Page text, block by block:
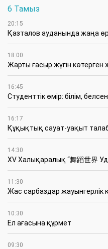
6 Тамыз
20:15
Қазталов ауданында жаңа
18:00
Жарты ғасыр жүгін көтерген
16:45
Студенттік өмір: білім,
16:17
Құқықтық сауат-уақыт
14:30
XV Халықаралық “舞蹈世界
11:30
Жас сарбаздар жауынгерлік
10:30
Ел ағасына құрмет
09:30